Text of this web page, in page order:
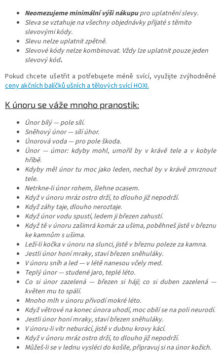
Neomezujeme minimální výši nákupupro uplatnění slevy.
Sleva se vztahuje na všechny objednávky přijaté s těmito
slevovými kódy.
Slevu nelze uplatnit zpětně.
Slevové kódy nelze kombinovat. Vždy lze uplatnit pouze jeden
slevový kód.
Pokud chcete ušetřit a potřebujete méně svící, využijte zvýhodněné
ceny akčních balíčků ušních a tělových svící HOXI.
K únoru se váže mnoho pranostik:
Únor bílý — pole sílí.
Sněhový únor — sílí úhor.
Únorová voda — pro pole škoda.
Únor — úmor: kdyby mohl, umořil by v krávě tele a v kobyle
hříbě.
Kdyby měl únor tu moc jako leden, nechal by v krávě zmrznout
tele.
Netrkne-li únor rohem, šlehne ocasem.
Když v únoru mráz ostro drží, to dlouho již nepodrží.
Když záhy taje, dlouho neroztaje.
Když únor vodu spustí, ledem ji březen zahustí.
Když tě v únoru zašimrá komár za ušima, poběhneš jistě v březnu
ke kamnům s ušima.
Leží-li kočka v únoru na slunci, jistě v březnu poleze za kamna.
Jestli únor honí mraky, staví březen sněhuláky.
V únoru sníh a led — v létě nanesou včely med.
Teplý únor — studené jaro, teplé léto.
Co si únor zazelená — březen si hájí; co si duben zazelená —
květen mu to spálí.
Mnoho mlh v únoru přivodí mokré léto.
Když větrové na konec února uhodí, moc obilí se na poli neurodí.
Jestli únor honí mraky, staví březen sněhuláky.
V únoru-li vítr neburácí, jistě v dubnu krovy kácí.
Když v únoru mráz ostro drží, to dlouho již nepodrží.
Můžeš-li se v lednu vysléci do košile, připravuj si na únor kožich.